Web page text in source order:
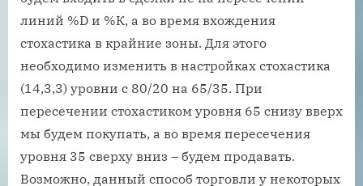
линий %D и %К, а во время вхождения
стохастика в крайние зоны. Для этого
необходимо изменить в настройках стохастика
(14,3,3) уровни с 80/20 на 65/35. При
пересечении стохастиком уровня 65 снизу вверх
мы будем покупать, а во время пересечения
уровня 35 сверху вниз – будем продавать.
Возможно, данный способ торговли у некоторых